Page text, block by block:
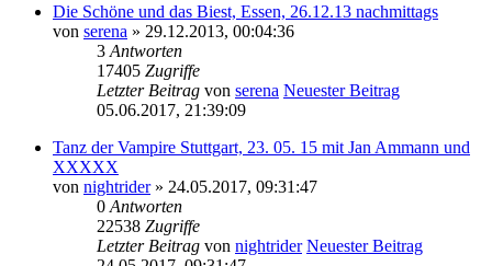
Die Schöne und das Biest, Essen, 26.12.13 nachmittags
von serena » 29.12.2013, 00:04:36
3 Antworten
17405 Zugriffe
Letzter Beitrag von serena Neuester Beitrag
05.06.2017, 21:39:09
Tanz der Vampire Stuttgart, 23. 05. 15 mit Jan Ammann und
XXXXX
von nightrider» 24.05.2017, 09:31:47
0 Antworten
22538 Zugriffe
Letzter Beitrag von nightrider Neuester Beitrag